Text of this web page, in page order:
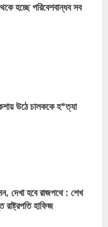
হচ্ছে পরিবেশবান্ধব সব
উঠে চালককে হ*ত্যা
দেখা হবে রাজপথে : শেখ
রাষ্ট্রপতি হাফিজ